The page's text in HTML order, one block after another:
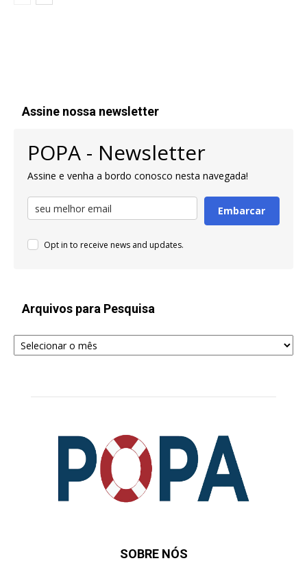
Assine nossa newsletter
POPA - Newsletter
Assine e venha a bordo conosco nesta navegada!
Embarcar
Opt in to receive news and updates.
Arquivos para Pesquisa
Arquivos
para
SOBRE NÓS